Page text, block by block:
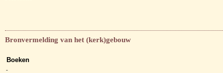
Bronvermelding van het (kerk)gebouw
Boeken
-